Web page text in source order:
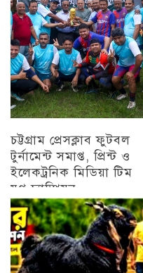
চট্টগ্রাম প্রেসক্লাব ফুটবল
টুর্নামেন্ট সমাপ্ত, প্রিন্ট ও
ইলেকট্রনিক মিডিয়া টিম
যুগ্ন চ্যাম্পিয়ন
চট্টগ্রাম